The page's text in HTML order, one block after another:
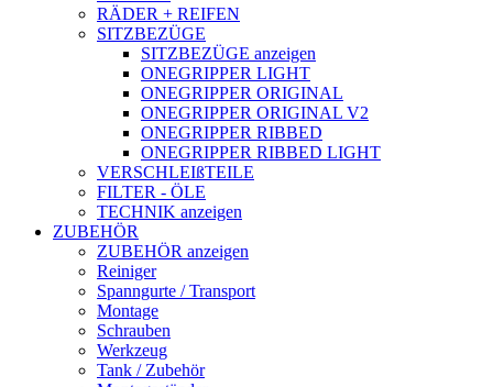
RÄDER + REIFEN
SITZBEZÜGE
SITZBEZÜGE anzeigen
ONEGRIPPER LIGHT
ONEGRIPPER ORIGINAL
ONEGRIPPER ORIGINAL V2
ONEGRIPPER RIBBED
ONEGRIPPER RIBBED LIGHT
VERSCHLEIßTEILE
FILTER - ÖLE
TECHNIK anzeigen
ZUBEHÖR
ZUBEHÖR anzeigen
Reiniger
Spanngurte / Transport
Montage
Schrauben
Werkzeug
Tank / Zubehör